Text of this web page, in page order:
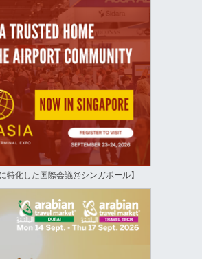
特化した国際会議@シンガポール】